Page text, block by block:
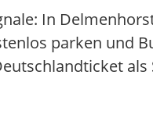
In
parken und